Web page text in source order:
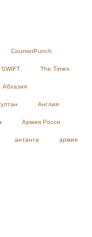
CounterPunch
SWIFT The Times
Абхазия
Англия
Армия Росси
антанта армия